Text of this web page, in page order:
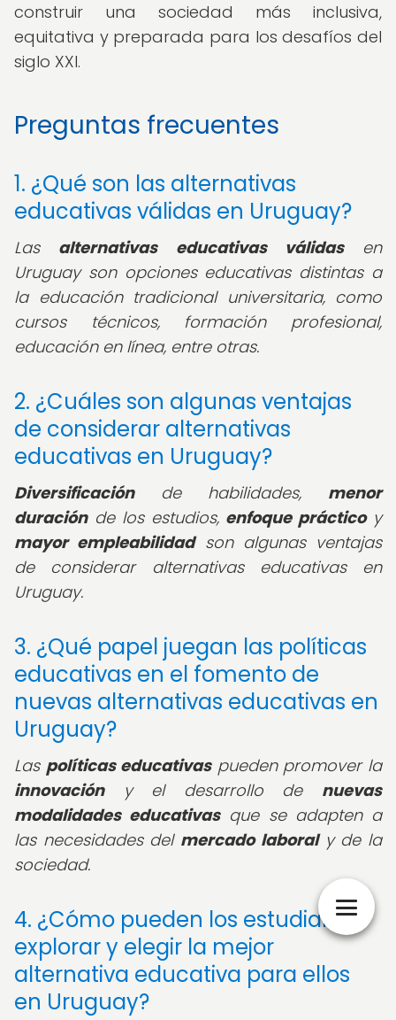
construir una sociedad más inclusiva,
equitativa y preparada para los desafíos del
siglo XXI.
Preguntas frecuentes
1. ¿Qué son las alternativas
educativas válidas en Uruguay?
Las alternativas educativas válidasen
Uruguay son opciones educativas distintas a
la educación tradicional universitaria, como
cursos técnicos, formación profesional,
educación en línea, entre otras.
2. ¿Cuáles son algunas ventajas
de considerar alternativas
educativas en Uruguay?
Diversificaciónde habilidades, menor
duraciónde los estudios, enfoque prácticoy
mayor empleabilidadson algunas ventajas
de considerar alternativas educativas en
Uruguay.
3. ¿Qué papel juegan las políticas
educativas en el fomento de
nuevas alternativas educativas en
Uruguay?
Las políticas educativaspueden promover la
innovacióny el desarrollo de nuevas
modalidades educativasque se adapten a
las necesidades del mercado laboraly de la
sociedad.
4. ¿Cómo pueden los estudiantes
explorar y elegir la mejor
alternativa educativa para ellos
en Uruguay?